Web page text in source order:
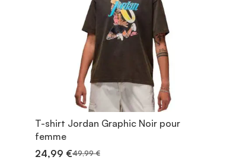
T-shirt Jordan Graphic Noir pour
femme
24,99 €49,99 €